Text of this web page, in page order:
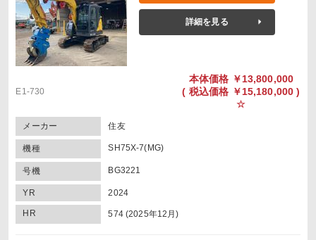
詳細を見る
E1-730
本体価格 ￥13,800,000
( 税込価格 ￥15,180,000 )
☆
メーカー 住友
機種 SH75X-7(MG)
号機 BG3221
YR 2024
HR 574 (2025年12月)